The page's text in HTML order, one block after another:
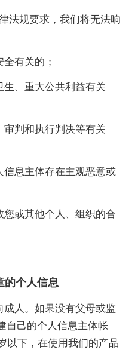
法规要求，我们将无法响
有关的；
、重大公共利益有关
判和执行判决等有关
息主体存在主观恶意或
或其他个人、组织的合
的个人信息
人。如果没有父母或监
自己的个人信息主体帐
以下，在使用我们的产品